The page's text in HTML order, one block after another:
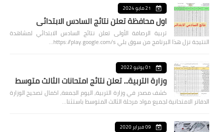
21 مايو 2024
اول محافظة تعلن نتائج السادس الابتدائي
تربية الرصافة الأولى تعلن نتائج السادس الابتدائي لمشاهدة
النتيجة نزل هذا البرنامج من سوق بلي https://play.google.com/s…
01 يوليو 2022
وزارة التربية... تعلن نتائج امتحانات الثالث متوسط
كشف مصدر في وزارة التربية، اليوم الجمعة، اكمال تصحيح الوزارة
الدفاتر الامتحانية لجميع مواد مرحلة الثالث المتوسط باستثنا…
09 فبراير 2020